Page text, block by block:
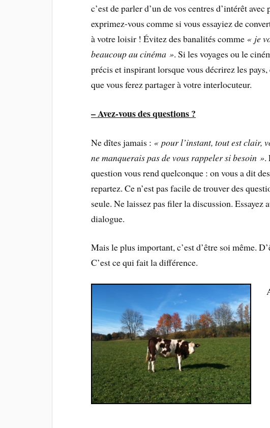
c’est de parler d’un de vos centres d’intérêt
exprimez-vous comme si vous essayiez de
à votre loisir ! Évitez des banalités comme « je
beaucoup au cinéma ». Si les voyages ou le
précis et inspirant lorsque vous décrirez les
que vous ferez partager à votre interlocuteur.
– Avez-vous des questions ?
Ne dîtes jamais : « pour l’instant, tout est clair,
ne manquerais pas de vous rappeler si besoin ».
question vous rend quelconque : on vous a dit
repartez. Ce n’est pas facile de trouver des
seule. Ne laissez pas filer la discussion. Essayez
dialogue.
Mais le plus important, c’est d’être soi même.
C’est ce qui fait la différence.